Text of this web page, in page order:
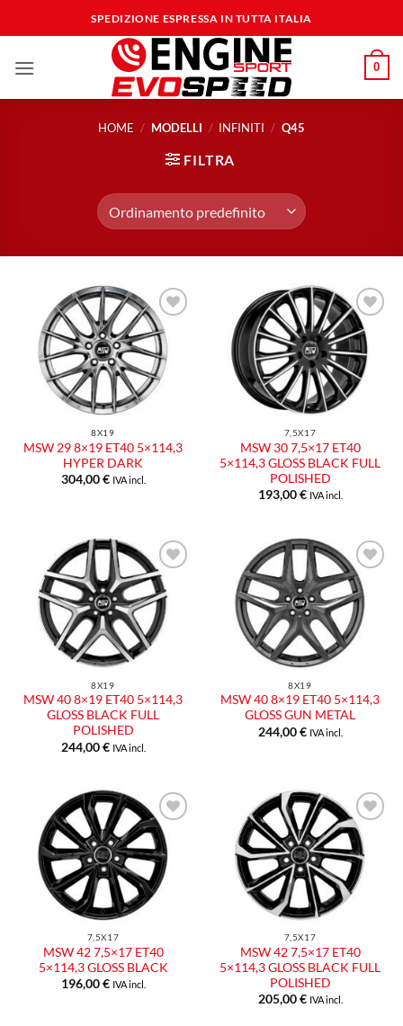
ai
SPEDIZIONE ESPRESSA IN TUTTA ITALIA
0
HOME / MODELLI / INFINITI / Q45
FILTRA
Aggiungi
alla lista
dei
desideri
8X19
MSW 29 8×19 ET40 5×114,3
HYPER DARK
304,00€ IVA incl.
Aggiungi
alla lista
dei
desideri
7,5X17
MSW 30 7,5×17 ET40
5×114,3 GLOSS BLACK FULL
POLISHED
193,00€ IVA incl.
Aggiungi
alla lista
dei
desideri
8X19
MSW 40 8×19 ET40 5×114,3
GLOSS BLACK FULL
POLISHED
244,00€ IVA incl.
Aggiungi
alla lista
dei
desideri
8X19
MSW 40 8×19 ET40 5×114,3
GLOSS GUN METAL
244,00€ IVA incl.
Aggiungi
alla lista
dei
desideri
7,5X17
MSW 42 7,5×17 ET40
5×114,3 GLOSS BLACK
196,00€ IVA incl.
Aggiungi
alla lista
dei
desideri
7,5X17
MSW 42 7,5×17 ET40
5×114,3 GLOSS BLACK FULL
POLISHED
205,00€ IVA incl.